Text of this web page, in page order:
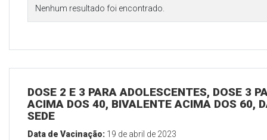
Nenhum resultado foi encontrado.
DOSE 2 E 3 PARA ADOLESCENTES, DOSE 3
ACIMA DOS 40, BIVALENTE ACIMA DOS 60,
SEDE
Data de Vacinação: 19 de abril de 2023